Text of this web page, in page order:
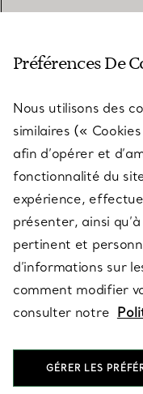
SERVICES
À PROPOS
QUESTIONS LÉGALES
SUIVEZ-NOUS
Préférences De
Nous utilisons des
similaires («
afin d’opérer et
fonctionnalité du
expérience,
présenter, ainsi
pertinent et
d’informations sur
comment modifier
consulter notre
GÉRER LES